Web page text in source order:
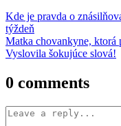
Post
navigation
Kde je pravda o
týždeň
Matka chovankyne, ktorá
Vyslovila šokujúce slová!
0 comments